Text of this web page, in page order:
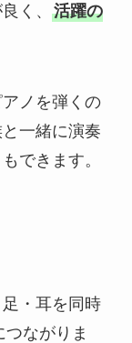
く、 活躍の
ノを弾くの
一緒に演奏
できます。
・耳を同時
つながりま